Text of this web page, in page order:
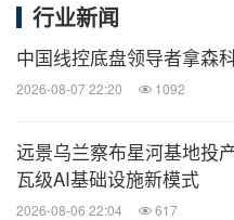
低能耗设计与行星滚柱丝
静止时关节无需供电即
优化能耗分配，减少停机
2 班工人连续作业，实
提升幅度达 200% 以上
入成本。
行业新闻
中国线控底盘领导者拿森
2026-08-07 22:20 1092
远景乌兰察布星河基地投
瓦级AI基础设施新模式
2026-08-06 22:04 617